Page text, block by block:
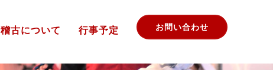
稽古について 行事予定 お問い合わせ